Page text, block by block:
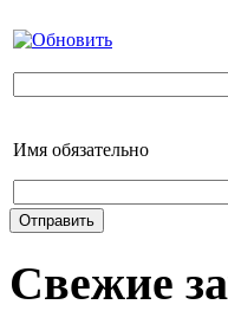
Имя обязательно
Свежие